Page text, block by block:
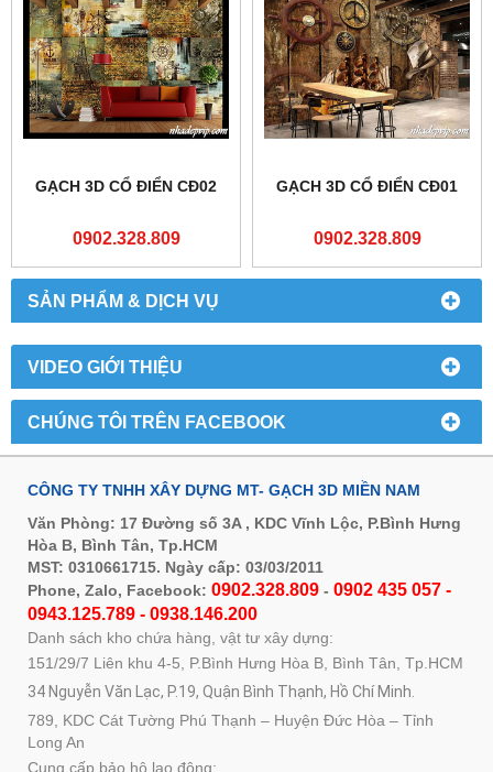
SẢN PHẨM & DỊCH VỤ
VIDEO GIỚI THIỆU
CHÚNG TÔI TRÊN FACEBOOK
GẠCH 3D CỔ ĐIỂN CĐ02
0902.328.809
GẠCH 3D CỔ ĐIỂN CĐ01
0902.328.809
CÔNG TY TNHH XÂY DỰNG MT- GẠCH 3D MIỀN NAM
Văn Phòng: 17 Đường số 3A , KDC Vĩnh Lộc, P.Bình Hưng
Hòa B, Bình Tân, Tp.HCM
MST: 0310661715. Ngày cấp: 03/03/2011
Phone, Zalo, Facebook: 0902.328.809 - 0902 435 057 -
0943.125.789 - 0938.146.200
Danh sách kho chứa hàng, vật tư xây dựng:
151/29/7 Liên khu 4-5, P.Bình Hưng Hòa B, Bình Tân, Tp.HCM
34 Nguyễn Văn Lạc, P.19, Quận Bình Thạnh, Hồ Chí Minh.
789, KDC Cát Tường Phú Thạnh – Huyện Đức Hòa – Tỉnh
Long An
Cung cấp bảo hộ lao động: